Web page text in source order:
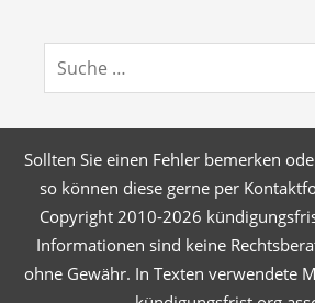
Sollten Sie einen Fehler bemerken
so können diese gerne per
Copyright 2010-2026
Informationen sind keine
ohne Gewähr. In Texten verwendete